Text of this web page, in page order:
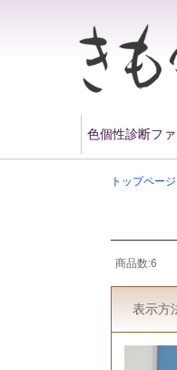
色個性診断フ
トップページ
商品数:6
表示方